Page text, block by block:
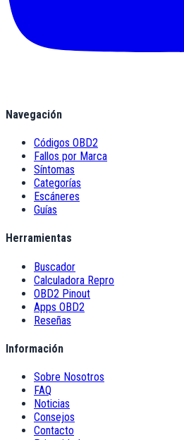
Navegación
Códigos OBD2
Fallos por Marca
Síntomas
Categorías
Escáneres
Guías
Herramientas
Buscador
Calculadora Repro
OBD2 Pinout
Apps OBD2
Reseñas
Información
Sobre Nosotros
FAQ
Noticias
Consejos
Contacto